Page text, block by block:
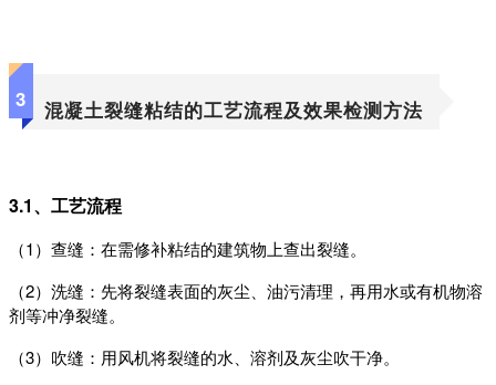
3 混凝土裂缝粘结的工艺流程及效果检测方法‍
3.1、工艺流程
（1） 查缝：在需修补粘结的建筑物上查出裂缝。
（2） 洗缝：先将裂缝表面的灰尘、油污清理，再用水或有机物溶
剂等冲净裂缝。
（3） 吹缝：用风机将裂缝的水、溶剂及灰尘吹干净。